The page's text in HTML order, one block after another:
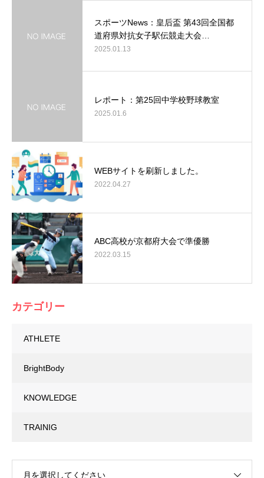
スポーツNews：皇后盃 第43回全国都
道府県対抗女子駅伝競走大会…
2025.01.13
レポート：第25回中学校野球教室
2025.01.6
WEBサイトを刷新しました。
2022.04.27
ABC高校が京都府大会で準優勝
2022.03.15
カテゴリー
ATHLETE
BrightBody
KNOWLEDGE
TRAINIG
月を選択してください